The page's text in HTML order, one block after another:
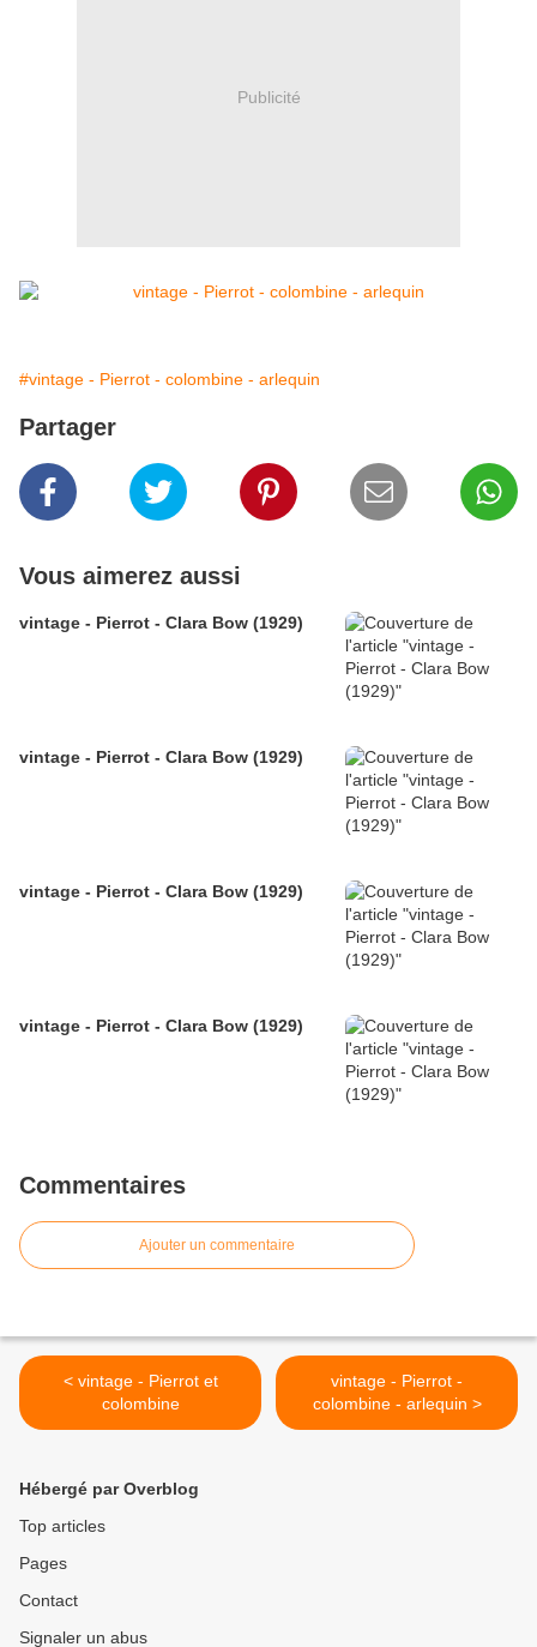
Publicité
#vintage - Pierrot - colombine - arlequin
Partager
Vous aimerez aussi
vintage - Pierrot - Clara Bow (1929)
vintage - Pierrot - Clara Bow (1929)
vintage - Pierrot - Clara Bow (1929)
vintage - Pierrot - Clara Bow (1929)
Commentaires
Ajouter un commentaire
< vintage - Pierrot et
colombine
vintage - Pierrot -
colombine - arlequin >
Hébergé par Overblog
Top articles
Pages
Contact
Signaler un abus